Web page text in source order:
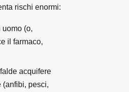
rischi enormi:
(o,
il farmaco,
acquifere
pesci,